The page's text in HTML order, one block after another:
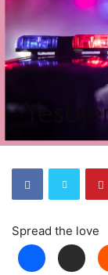
Spread the love